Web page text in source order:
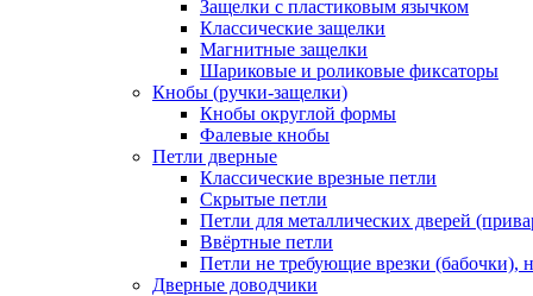
Защелки с пластиковым язычком
Классические защелки
Магнитные защелки
Шариковые и роликовые фиксаторы
Кнобы (ручки-защелки)
Кнобы округлой формы
Фалевые кнобы
Петли дверные
Классические врезные петли
Скрытые петли
Петли для металлических дверей
Ввёртные петли
Петли не требующие врезки (бабочки),
Дверные доводчики